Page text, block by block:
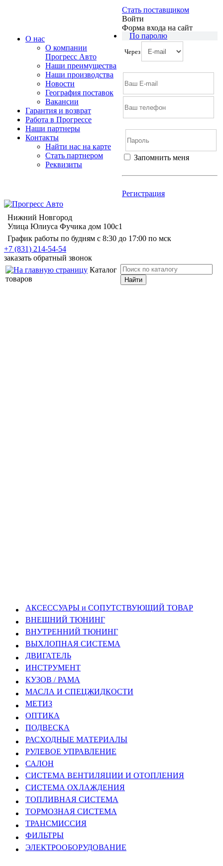
О нас
О компании
Прогресс Авто
Наши преимущества
Наши производства
Новости
География поставок
Вакансии
Гарантия и возврат
Работа в Прогрессе
Наши партнеры
Контакты
Найти нас на карте
Cтать партнером
Реквизиты
Стать поставщиком
Войти
Форма входа на сайт
По паролю
Через
Запомнить меня
Регистрация
Нижний Новгород
Улица Юлиуса Фучика дом 100с1
График работы по будням с 8:30 до 17:00 по мск
+7 (831) 214-54-54
заказать обратный звонок
Каталог
товаров
Найти
АКСЕССУАРЫ и СОПУТСТВУЮЩИЙ ТОВАР
ВНЕШНИЙ ТЮНИНГ
ВНУТРЕННИЙ ТЮНИНГ
ВЫХЛОПНАЯ СИСТЕМА
ДВИГАТЕЛЬ
ИНСТРУМЕНТ
КУЗОВ / РАМА
МАСЛА И СПЕЦЖИДКОСТИ
МЕТИЗ
ОПТИКА
ПОДВЕСКА
РАСХОДНЫЕ МАТЕРИАЛЫ
РУЛЕВОЕ УПРАВЛЕНИЕ
САЛОН
СИСТЕМА ВЕНТИЛЯЦИИ И ОТОПЛЕНИЯ
СИСТЕМА ОХЛАЖДЕНИЯ
ТОПЛИВНАЯ СИСТЕМА
ТОРМОЗНАЯ СИСТЕМА
ТРАНСМИССИЯ
ФИЛЬТРЫ
ЭЛЕКТРООБОРУДОВАНИЕ